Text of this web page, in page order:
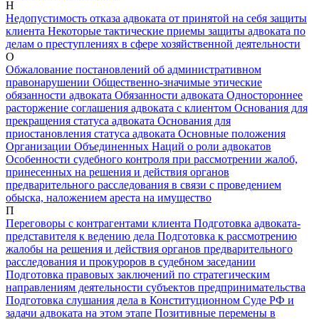
Н
Недопустимость отказа адвоката от принятой на себя защиты
клиента Некоторые тактические приемы защиты адвоката по
делам о преступлениях в сфере хозяйственной деятельности
О
Обжалование постановлений об административном
правонарушении Общественно-значимые этические
обязанности адвоката Обязанности адвоката Одностороннее
расторжение соглашения адвоката с клиентом Основания для
прекращения статуса адвоката Основания для
приостановления статуса адвоката Основные положения
Организации Объединенных Наций о роли адвокатов
Особенности судебного контроля при рассмотрении жалоб,
принесенных на решения и действия органов
предварительного расследования в связи с проведением
обыска, наложением ареста на имущество
П
Переговоры с контрагентами клиента Подготовка адвоката-
представителя к ведению дела Подготовка к рассмотрению
жалобы на решения и действия органов предварительного
расследования и прокуроров в судебном заседании
Подготовка правовых заключений по стратегическим
направлениям деятельности субъектов предпринимательства
Подготовка слушания дела в Конституционном Суде РФ и
задачи адвоката на этом этапе Позитивные перемены в